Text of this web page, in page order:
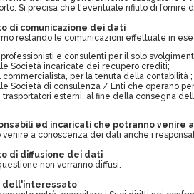
Si precisa che l'eventuale rifiuto di fornire
di comunicazione dei dati
restando le comunicazioni effettuate in
professionisti e consulenti per il solo
Società incaricate dei recupero crediti;
commercialista, per la tenuta della contabilità ;
Società di consulenza / Enti che operano
trasportatori esterni, al fine della consegna
ed incaricati che potranno venire
venire a conoscenza dei dati anche i
di diffusione dei dati
non verranno diffusi.
dell'interessato